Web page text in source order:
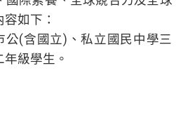
如下：
(含國立)、私立國民中學三
級學生。